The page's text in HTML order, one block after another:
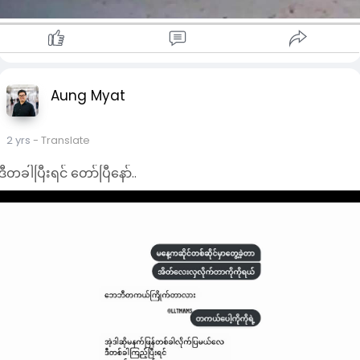
Aung Myat
2 yrs - Translate
တခါပြီးရင် တော်ပြီနော်..